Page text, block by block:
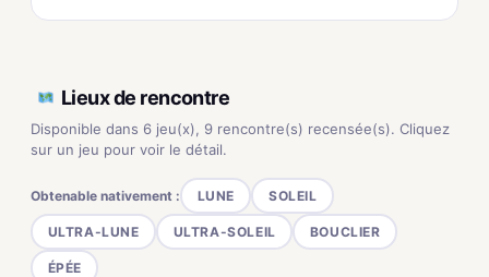
Lieux de rencontre
Disponible dans 6 jeu(x), 9 rencontre(s) recensée(s). Cliquez
sur un jeu pour voir le détail.
Obtenable nativement : LUNE SOLEIL
ULTRA-LUNE ULTRA-SOLEIL BOUCLIER
ÉPÉE